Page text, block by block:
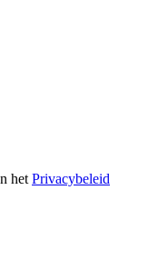
het Privacybeleid